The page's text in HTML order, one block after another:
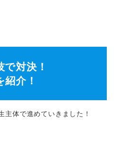
対決！
介！
主体で進めていきました！